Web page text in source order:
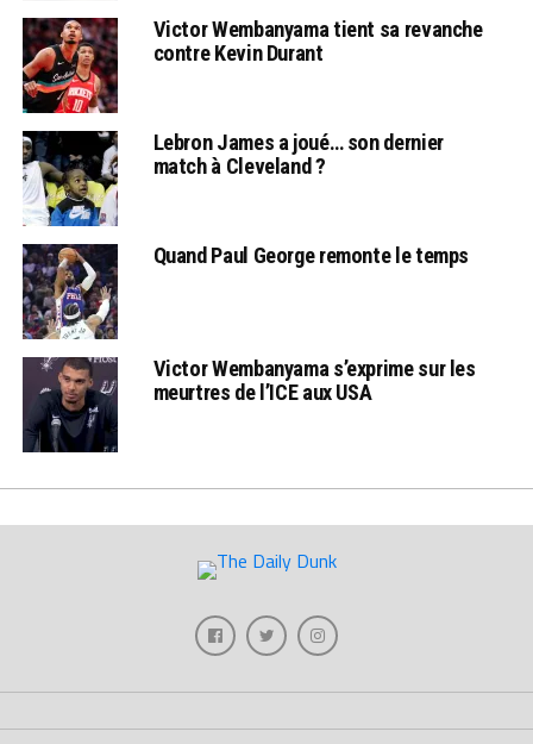
Victor Wembanyama tient sa revanche
contre Kevin Durant
Lebron James a joué… son dernier
match à Cleveland ?
Quand Paul George remonte le temps
Victor Wembanyama s’exprime sur les
meurtres de l’ICE aux USA